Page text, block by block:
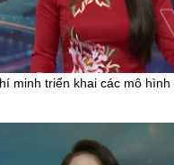
minh triển khai các mô